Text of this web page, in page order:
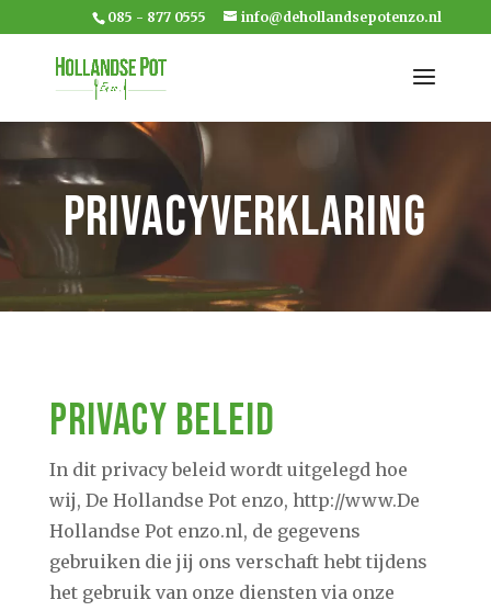
085 - 877 0555 info@dehollandsepotenzo.nl
Privacyverklaring
Privacy beleid
In dit privacy beleid wordt uitgelegd hoe
wij, De Hollandse Pot enzo, http://www.De
Hollandse Pot enzo.nl, de gegevens
gebruiken die jij ons verschaft hebt tijdens
het gebruik van onze diensten via onze